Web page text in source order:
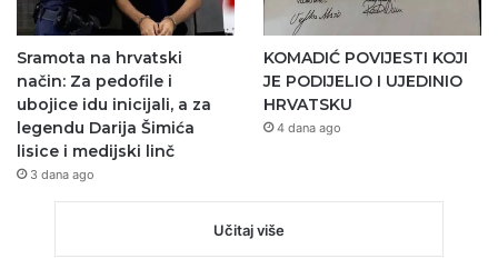
Sramota na hrvatski
način: Za pedofile i
ubojice idu inicijali, a za
legendu Darija Šimića
lisice i medijski linč
3 dana ago
KOMADIĆ POVIJESTI KOJI
JE PODIJELIO I UJEDINIO
HRVATSKU
4 dana ago
Učitaj više